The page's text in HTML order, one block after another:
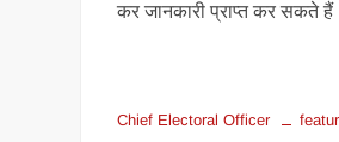
कर जानकारी प्राप्त कर सकते
Chief Electoral Officer